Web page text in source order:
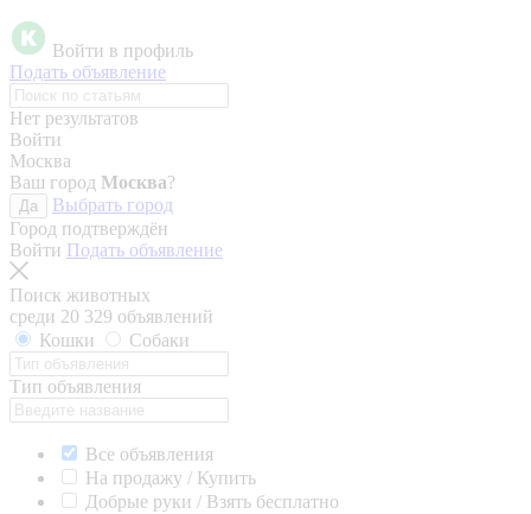
Войти в профиль
Подать объявление
Нет результатов
Войти
Москва
Ваш город Москва?
Да
Выбрать город
Город подтверждён
Войти Подать объявление
Поиск животных
среди 20 329 объявлений
Кошки
Собаки
Тип объявления
Все объявления
На продажу / Купить
Добрые руки / Взять бесплатно